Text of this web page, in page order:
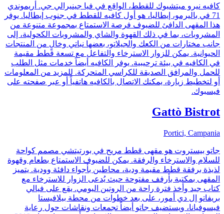
كافيه نيرو ميتشيوك للقطط، الواقع في فيا جينيرالي جي. أريموندي
71 في باليرمو، إيطاليا، هو أول كافيه للقطط في جنوب إيطاليا. يوفر
هذا المقهى الدافئ للضيوف فرصة الاستمتاع بمجموعة متنوعة من
المشروبات، بما في ذلك القهوة والشاي والمشروبات الكحولية، إلى
جانب مختارات من الكعك والجيلاتو، بعضها نباتي وخالٍ من المنتجات
الحيوانية. يمكن للزوار الاسترخاء والتفاعل مع تسعة قطط مقيمة
في الكافيه في بيئة ترحيبية. يوفر الكافيه أيضاً خدمات مثل الطلب
للحمل والمرافق الصديقة للكراسي المتحركة. للمزيد من المعلومات
أو لتخطيط زيارة، يمكنك الاتصال بالكافيه هاتفياً أو عبر صفحته على
فيسبوك.
Gattò Bistrot
Portici, Campania
جاتو بيستروت هو مقهى قطط مريح في بورتيتشي مصمم كواحة
للسلام والاسترخاء والرفقة. يمكن للضيوف الاستمتاع بطعام وقهوة
لذيذة برفقة قطط مقيمة ودية، محاطين بأجواء دافئة وودية. يتميز
المقهى بمكتبة بأرفف مفتوحة حيث يُدعى الزوار للاسترخاء مع
كتاب جيد وأخذ فترة راحة من الروتين اليومي. يقع على فيالي
بريفاتو إل دي أمور، على بعد خطوات من محطة بيلافيستا
فيسوفيانا، ويستضيف جاتو أيضاً تجمعات ونقاشات حول رعاية